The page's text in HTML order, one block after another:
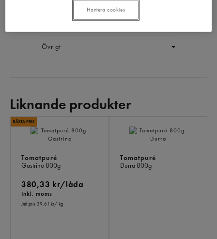
Innehållsförteckning
Övrigt
Liknande produkter
Tomatpuré
Gastrino 800g
380,33 kr/låda
Inkl. moms
Jmf.pris 39,61 kr/ kg
Tomatpuré
Durra 800g
Hantera cookies